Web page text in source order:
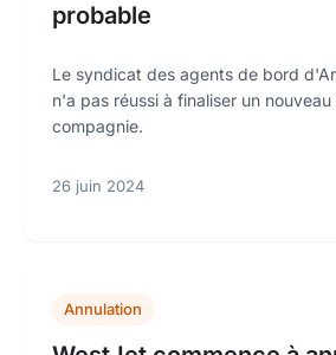
probable
Le syndicat des agents de bord
n'a pas réussi à finaliser un
compagnie.
26 juin 2024
Annulation